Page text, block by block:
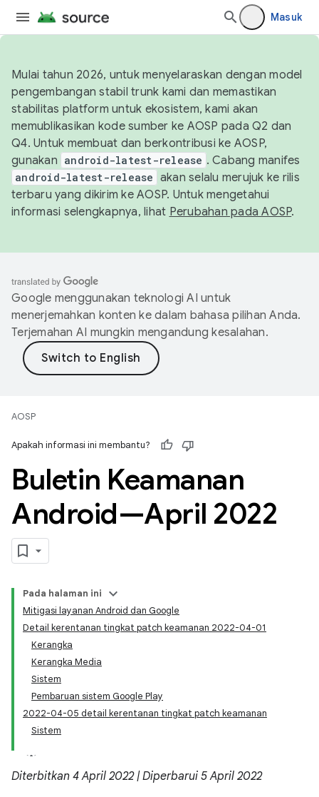
Masuk
Mulai tahun 2026, untuk menyelaraskan dengan model
pengembangan stabil trunk kami dan memastikan
stabilitas platform untuk ekosistem, kami akan
memublikasikan kode sumber ke AOSP pada Q2 dan
Q4. Untuk membuat dan berkontribusi ke AOSP,
gunakan android-latest-release . Cabang manifes
android-latest-release akan selalu merujuk ke rilis
terbaru yang dikirim ke AOSP. Untuk mengetahui
informasi selengkapnya, lihat Perubahan pada AOSP.
Google menggunakan teknologi AI untuk
menerjemahkan konten ke dalam bahasa pilihan Anda.
Terjemahan AI mungkin mengandung kesalahan.
AOSP
Apakah informasi ini membantu?
Buletin Keamanan
Android—April 2022
Pada halaman ini
Mitigasi layanan Android dan Google
Detail kerentanan tingkat patch keamanan 2022-04-01
Kerangka
Kerangka Media
Sistem
Pembaruan sistem Google Play
2022-04-05 detail kerentanan tingkat patch keamanan
Sistem
Diterbitkan 4 April 2022 | Diperbarui 5 April 2022